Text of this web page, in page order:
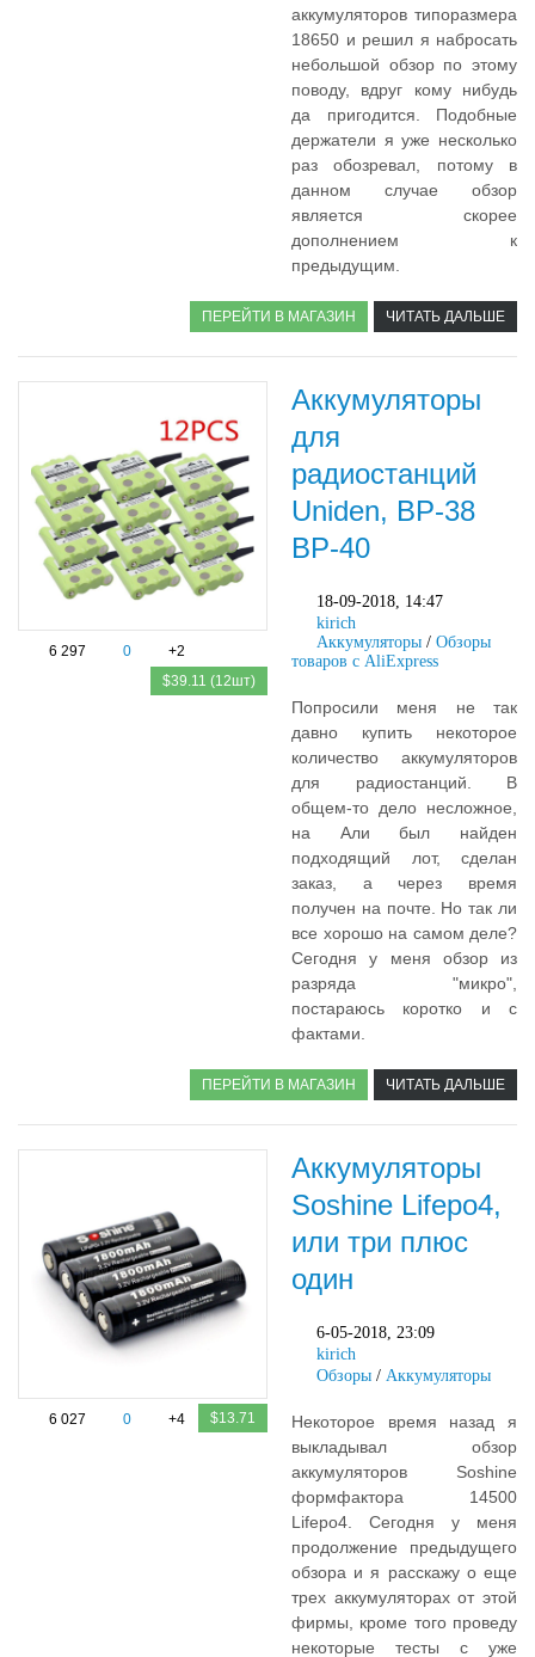
аккумуляторов типоразмера
18650 и решил я набросать
небольшой обзор по этому
поводу, вдруг кому нибудь
да пригодится. Подобные
держатели я уже несколько
раз обозревал, потому в
данном случае обзор
является скорее
дополнением к
предыдущим.
ПЕРЕЙТИ В МАГАЗИН ЧИТАТЬ ДАЛЬШЕ
6 297 0
+2
$39.11 (12шт)
Аккумуляторы
для
радиостанций
Uniden, BP-38
BP-40
18-09-2018, 14:47
kirich
Аккумуляторы / Обзоры
товаров с AliExpress
Попросили меня не так
давно купить некоторое
количество аккумуляторов
для радиостанций. В
общем-то дело несложное,
на Али был найден
подходящий лот, сделан
заказ, а через время
получен на почте. Но так ли
все хорошо на самом деле?
Сегодня у меня обзор из
разряда "микро",
постараюсь коротко и с
фактами.
ПЕРЕЙТИ В МАГАЗИН ЧИТАТЬ ДАЛЬШЕ
6 027 0 +4 $13.71
Аккумуляторы
Soshine Lifepo4,
или три плюс
один
6-05-2018, 23:09
kirich
Обзоры / Аккумуляторы
Некоторое время назад я
выкладывал обзор
аккумуляторов Soshine
формфактора 14500
Lifepo4. Сегодня у меня
продолжение предыдущего
обзора и я расскажу о еще
трех аккумуляторах от этой
фирмы, кроме того проведу
некоторые тесты с уже